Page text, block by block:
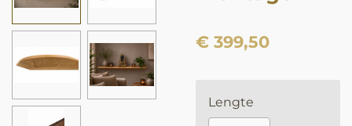
€ 399,50
Lengte